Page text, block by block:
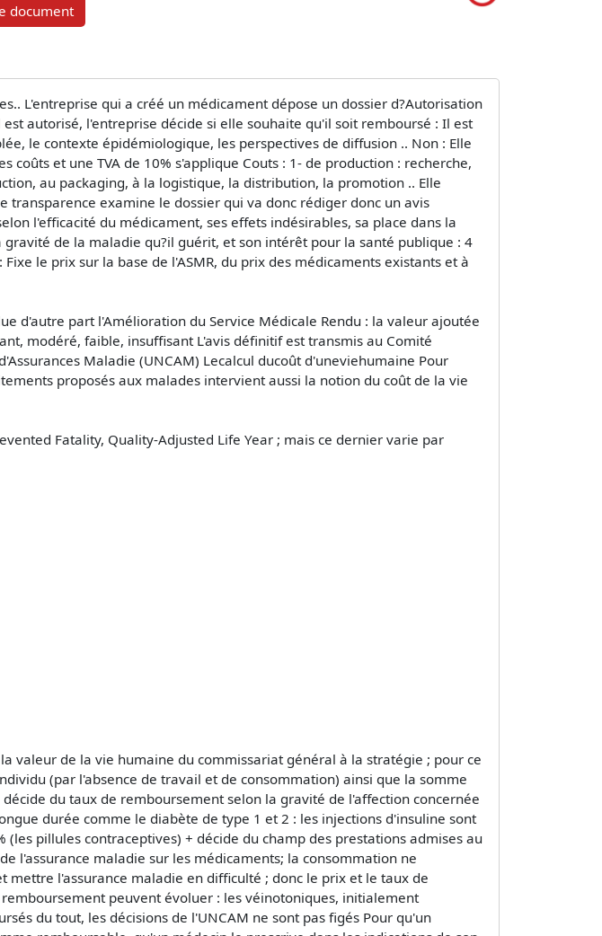
document
L'entreprise qui a créé un médicament dépose un dossier d?Autorisation
autorisé, l'entreprise décide si elle souhaite qu'il soit remboursé : Il est
le contexte épidémiologique, les perspectives de diffusion .. Non : Elle
et une TVA de 10% s'applique Couts : 1- de production : recherche,
au packaging, à la logistique, la distribution, la promotion .. Elle
examine le dossier qui va donc rédiger donc un avis
l'efficacité du médicament, ses effets indésirables, sa place dans la
de la maladie qu?il guérit, et son intérêt pour la santé publique : 4
le prix sur la base de l'ASMR, du prix des médicaments existants et à
d'autre part l'Amélioration du Service Médicale Rendu : la valeur ajoutée
modéré, faible, insuffisant L'avis définitif est transmis au Comité
Maladie (UNCAM) Lecalcul ducoût d'uneviehumaine Pour
proposés aux malades intervient aussi la notion du coût de la vie
Fatality, Quality-Adjusted Life Year ; mais ce dernier varie par
valeur de la vie humaine du commissariat général à la stratégie ; pour ce
(par l'absence de travail et de consommation) ainsi que la somme
du taux de remboursement selon la gravité de l'affection concernée
durée comme le diabète de type 1 et 2 : les injections d'insuline sont
pillules contraceptives) + décide du champ des prestations admises au
l'assurance maladie sur les médicaments; la consommation ne
l'assurance maladie en difficulté ; donc le prix et le taux de
peuvent évoluer : les véinotoniques, initialement
du tout, les décisions de l'UNCAM ne sont pas figés Pour qu'un